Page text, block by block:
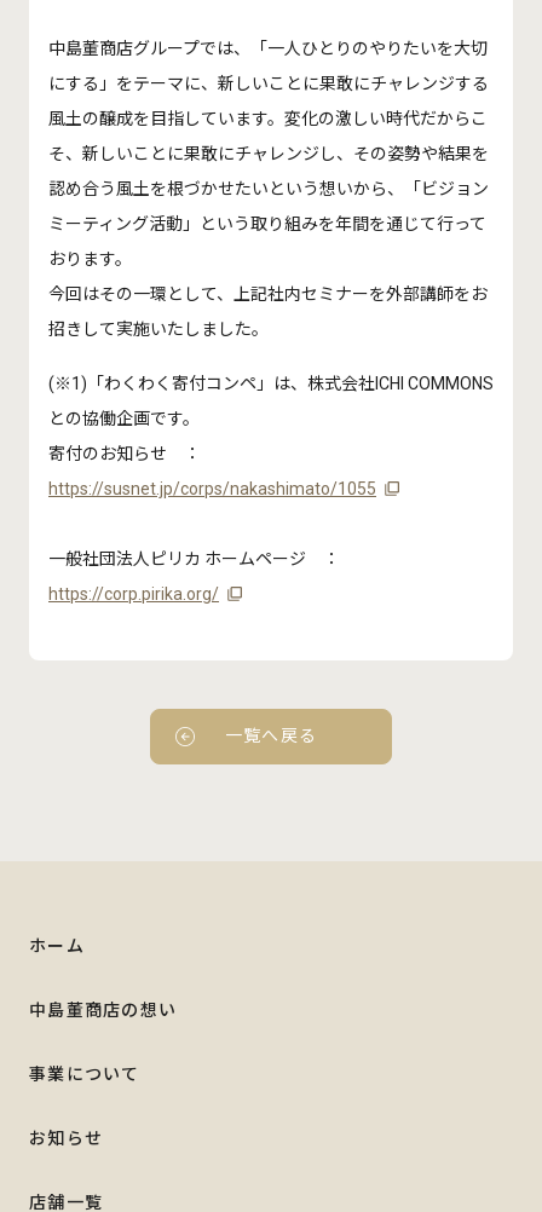
中島董商店グループでは、「一人ひとりのやりたいを大切
にする」をテーマに、新しいことに果敢にチャレンジする
風土の醸成を目指しています。変化の激しい時代だからこ
そ、新しいことに果敢にチャレンジし、その姿勢や結果を
認め合う風土を根づかせたいという想いから、「ビジョン
ミーティング活動」という取り組みを年間を通じて行って
おります。
今回はその一環として、上記社内セミナーを外部講師をお
招きして実施いたしました。
(※1)「わくわく寄付コンペ」は、株式会社ICHI COMMONS
との協働企画です。
寄付のお知らせ ：
https://susnet.jp/corps/nakashimato/1055
一般社団法人ピリカ ホームページ ：
https://corp.pirika.org/
一覧へ戻る
ホーム
中島董商店の想い
お知らせ
店舗一覧
事業について